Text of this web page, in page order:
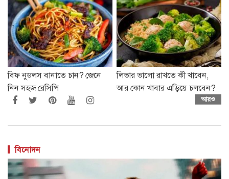
বিফ নুডলস বানাতে চান? জেনে
নিন সহজ রেসিপি
লিভার ভালো রাখতে কী খাবেন,
আর কোন খাবার এড়িয়ে চলবেন?
আরও
বিনোদন